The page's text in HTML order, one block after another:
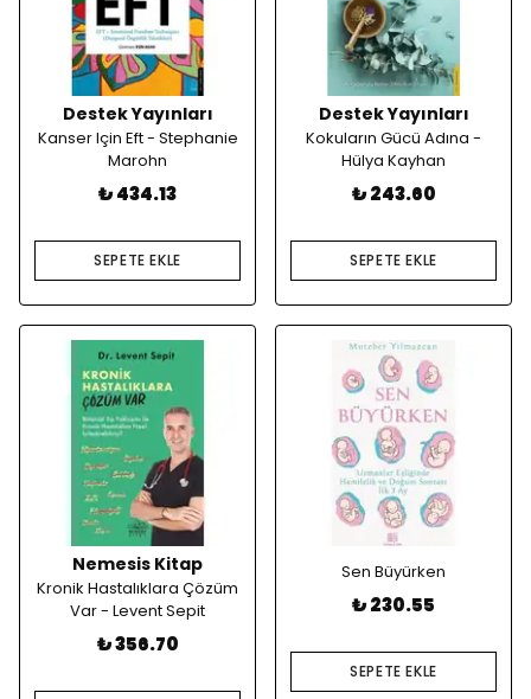
Destek Yayınları
Kanser Için Eft - Stephanie
Marohn
₺ 434.13
SEPETE EKLE
Destek Yayınları
Kokuların Gücü Adına -
Hülya Kayhan
₺ 243.60
SEPETE EKLE
Nemesis Kitap
Kronik Hastalıklara Çözüm
Var - Levent Sepit
₺ 356.70
Sen Büyürken
₺ 230.55
SEPETE EKLE